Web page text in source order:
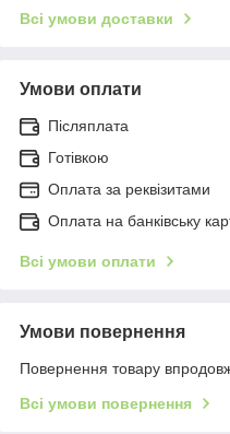
Всі умови доставки
Умови оплати
Післяплата
Готівкою
Оплата за реквізитами
Оплата на банківську
Всі умови оплати
Умови повернення
Повернення товару
Всі умови повернення